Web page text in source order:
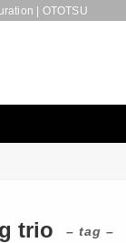
| OTOTSU
trio – tag –